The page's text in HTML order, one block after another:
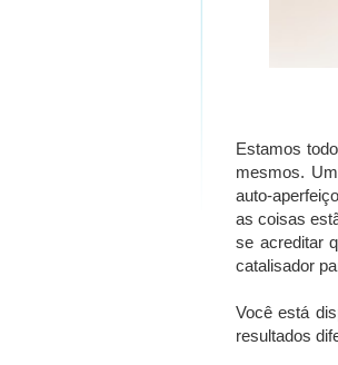
Estamos
mesmos.
auto-
as coisas
se acreditar
catalisador
Você está
resultados